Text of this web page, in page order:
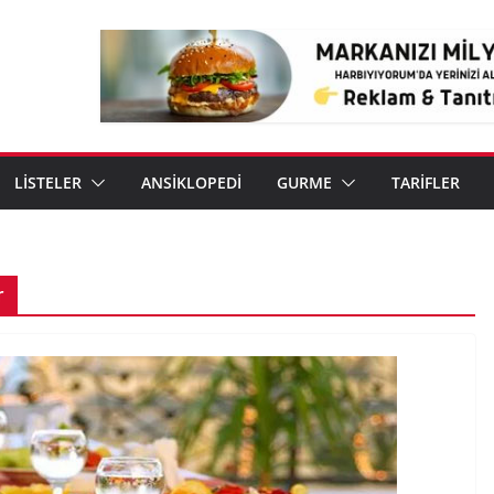
LİSTELER ANSİKLOPEDİ GURME TARİFLER